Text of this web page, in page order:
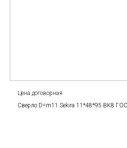
Цена договорная
Сверло D=m11 Sekira 11*48*95 BK8